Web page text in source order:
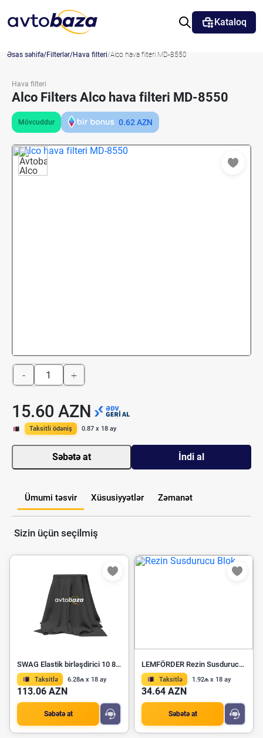
Kataloq
Əsas səhifə Filterlər Hava filteri Alco hava filteri MD-8550
Hava filteri
Alco Filters Alco hava filteri MD-8550
Mövcuddur 0.62AZN
- +
15.60 AZN
Taksitli ödəniş 0.87 x 18 ay
Səbətə at İndi al
Ümumi təsvir Xüsusiyyətlər Zəmanət
Sizin üçün seçilmiş
SWAG Elastik birləşdirici 10 86 0006
Taksitlə 6.28₼ x 18 ay
113.06 AZN
Səbətə at
LEMFÖRDER Rezin Susdurucu Blok 36203 01
Taksitlə 1.92₼ x 18 ay
34.64 AZN
Səbətə at